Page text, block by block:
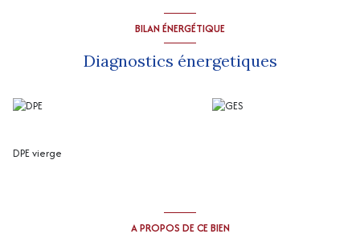
Coin terrasse pour 4 logements,
Compteurs individuels (eau et électricité)
BILAN ÉNERGÉTIQUE
Diagnostics énergetiques
DPE vierge
A PROPOS DE CE BIEN